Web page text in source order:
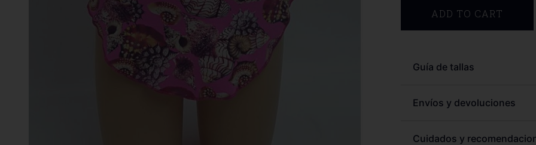
ADD TO CART
Guía de tallas
Envíos y devoluciones
Cuidados y